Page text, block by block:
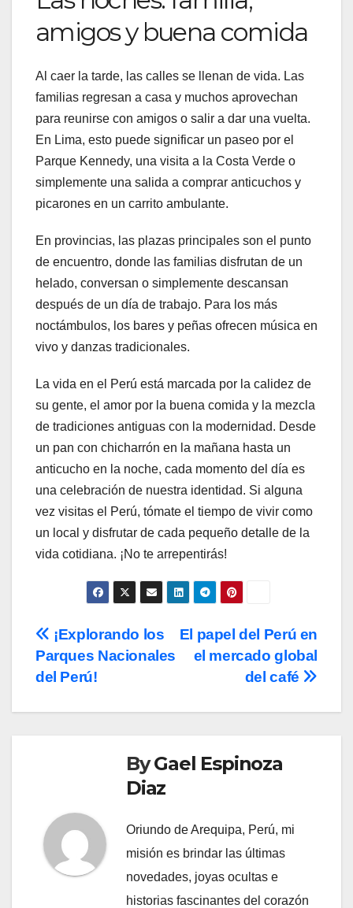
amigos y buena comida
Al caer la tarde, las calles se llenan de vida. Las
familias regresan a casa y muchos aprovechan
para reunirse con amigos o salir a dar una vuelta.
En Lima, esto puede significar un paseo por el
Parque Kennedy, una visita a la Costa Verde o
simplemente una salida a comprar anticuchos y
picarones en un carrito ambulante.
En provincias, las plazas principales son el punto
de encuentro, donde las familias disfrutan de un
helado, conversan o simplemente descansan
después de un día de trabajo. Para los más
noctámbulos, los bares y peñas ofrecen música en
vivo y danzas tradicionales.
La vida en el Perú está marcada por la calidez de
su gente, el amor por la buena comida y la mezcla
de tradiciones antiguas con la modernidad. Desde
un pan con chicharrón en la mañana hasta un
anticucho en la noche, cada momento del día es
una celebración de nuestra identidad. Si alguna
vez visitas el Perú, tómate el tiempo de vivir como
un local y disfrutar de cada pequeño detalle de la
vida cotidiana. ¡No te arrepentirás!
Post
navigation
El papel del Perú en
el mercado global
del café
¡Explorando los
Parques Nacionales
del Perú!
ByGael Espinoza
Diaz
Oriundo de Arequipa, Perú, mi
misión es brindar las últimas
novedades, joyas ocultas e
historias fascinantes del corazón